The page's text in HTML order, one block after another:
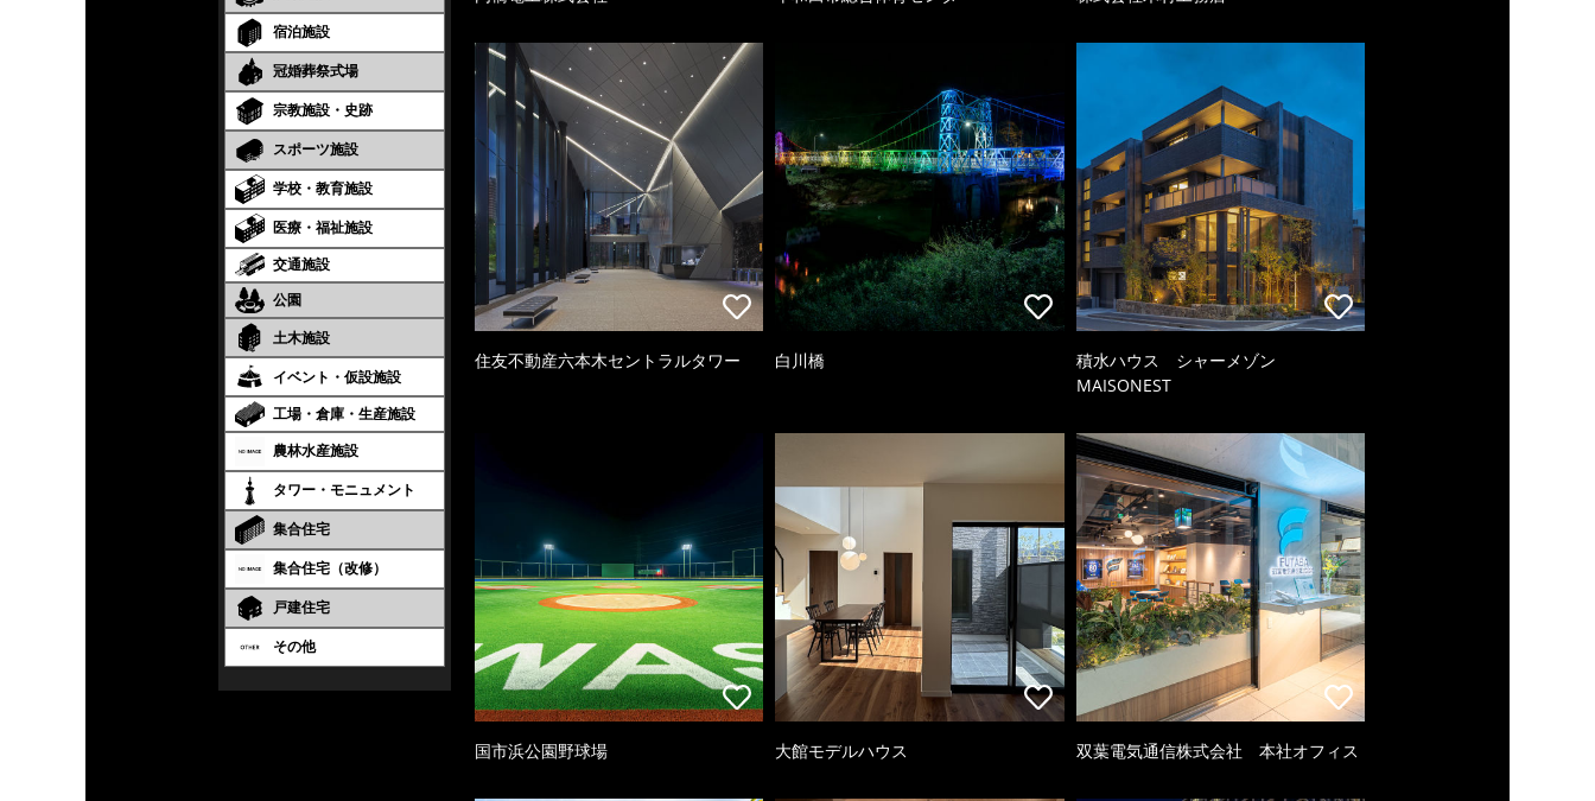
宿泊施設
冠婚葬祭式場
宗教施設・史跡
スポーツ施設
学校・教育施設
医療・福祉施設
交通施設
公園
土木施設
イベント・仮設施設
工場・倉庫・生産施設
農林水産施設
タワー・モニュメント
集合住宅
集合住宅（改修）
戸建住宅
その他
住友不動産六本木セントラルタワー 白川橋
積水ハウス シャーメゾン
MAISONEST
国市浜公園野球場 大館モデルハウス 双葉電気通信株式会社 本社オフィス